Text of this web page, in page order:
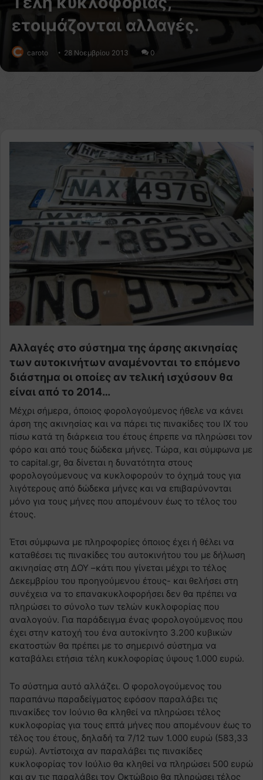
ετοιμάζονται αλλαγές.
caroto 28 Νοεμβρίου 2013 0
Αλλαγές στο σύστημα της άρσης ακινησίας
των αυτοκινήτων αναμένονται το επόμενο
διάστημα οι οποίες αν τελική ισχύσουν θα
είναι από το 2014…
Μέχρι σήμερα, όποιος φορολογούμενος ήθελε να κάνει
άρση της ακινησίας και να πάρει τις πινακίδες του ΙΧ του
πίσω κατά τη διάρκεια του έτους έπρεπε να πληρώσει τον
φόρο και από τους δώδεκα μήνες. Τώρα, και σύμφωνα με
το capital.gr, θα δίνεται η δυνατότητα στους
φορολογούμενους να κυκλοφορούν το όχημά τους για
λιγότερους από δώδεκα μήνες και να επιβαρύνονται
μόνο για τους μήνες που απομένουν έως το τέλος του
έτους.
Έτσι σύμφωνα με πληροφορίες όποιος έχει ή θέλει να
καταθέσει τις πινακίδες του αυτοκινήτου του με δήλωση
ακινησίας στη ΔΟΥ –κάτι που γίνεται μέχρι το τέλος
Δεκεμβρίου του προηγούμενου έτους- και θελήσει στη
συνέχεια να το επανακυκλοφορήσει δεν θα πρέπει να
πληρώσει το σύνολο των τελών κυκλοφορίας που
αναλογούν. Για παράδειγμα ένας φορολογούμενος που
έχει στην κατοχή του ένα αυτοκίνητο 3.200 κυβικών
εκατοστών θα πρέπει με το σημερινό σύστημα να
καταβάλει ετήσια τέλη κυκλοφορίας ύψους 1.000 ευρώ.
Το σύστημα αυτό αλλάζει. Ο φορολογούμενος του
παραπάνω παραδείγματος εφόσον παραλάβει τις
πινακίδες τον Ιούνιο θα κληθεί να πληρώσει τέλος
κυκλοφορίας για τους επτά μήνες που απομένουν έως το
τέλος του έτους, δηλαδή τα 7/12 των 1.000 ευρώ (583,33
ευρώ). Αντίστοιχα αν παραλάβει τις πινακίδες
κυκλοφορίας τον Ιούλιο θα κληθεί να πληρώσει 500 ευρώ
και αν τις παραλάβει τον Οκτώβριο θα πληρώσει τέλος